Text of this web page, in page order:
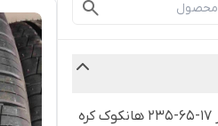
لاستیک سایز ۱۷-۶۵-۲۳۵ هانکوک کره